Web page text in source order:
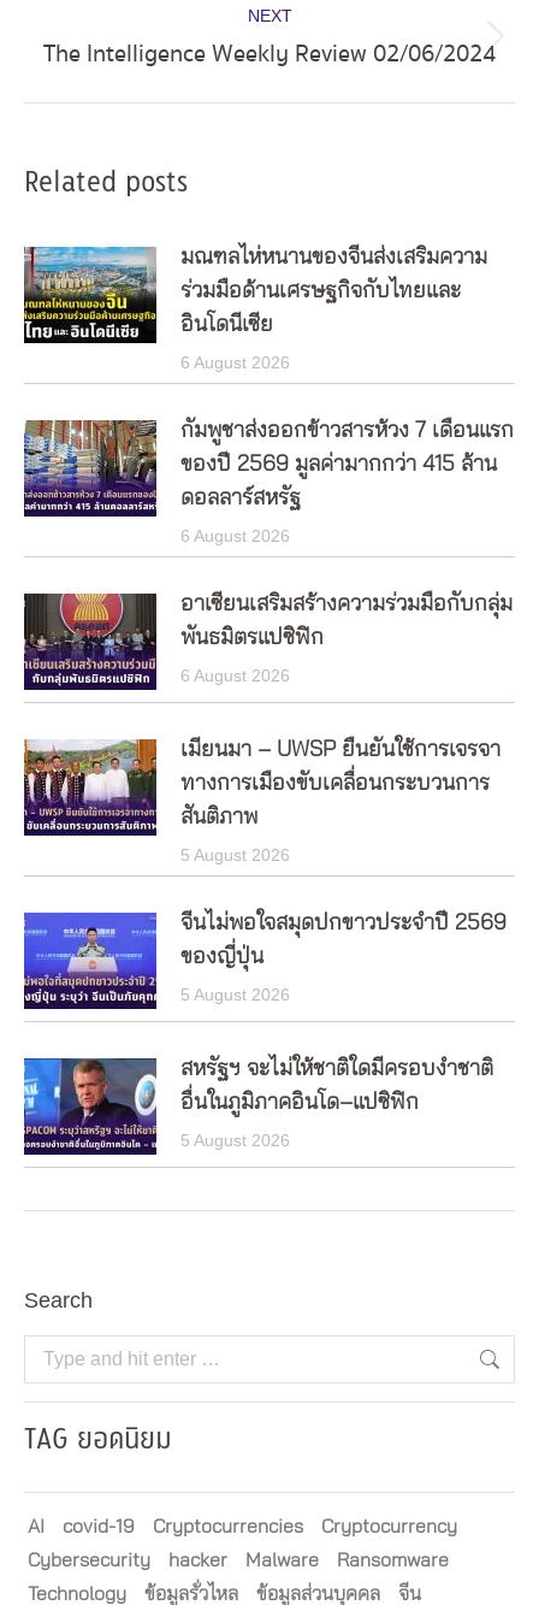
NEXT
Next
The Intelligence Weekly Review 02/06/2024
Related posts
มณฑลไห่หนานของจีนส่งเสริมความ
ร่วมมือด้านเศรษฐกิจกับไทยและ
อินโดนีเซีย
6 August 2026
กัมพูชาส่งออกข้าวสารห้วง 7 เดือนแรก
ของปี 2569 มูลค่ามากกว่า 415 ล้าน
ดอลลาร์สหรัฐ
6 August 2026
อาเซียนเสริมสร้างความร่วมมือกับกลุ่ม
พันธมิตรแปซิฟิก
6 August 2026
เมียนมา – UWSP ยืนยันใช้การเจรจา
ทางการเมืองขับเคลื่อนกระบวนการ
สันติภาพ
5 August 2026
จีนไม่พอใจสมุดปกขาวประจำปี 2569
ของญี่ปุ่น
5 August 2026
สหรัฐฯ จะไม่ให้ชาติใดมีครอบงำชาติ
อื่นในภูมิภาคอินโด–แปซิฟิก
5 August 2026
Search
Search:
TAG ยอดนิยม
AI covid-19 Cryptocurrencies
Cryptocurrency
Cybersecurity
hacker Malware
Ransomware
Technology
ข้อมูลรั่วไหล ข้อมูลส่วนบุคคล
จีน